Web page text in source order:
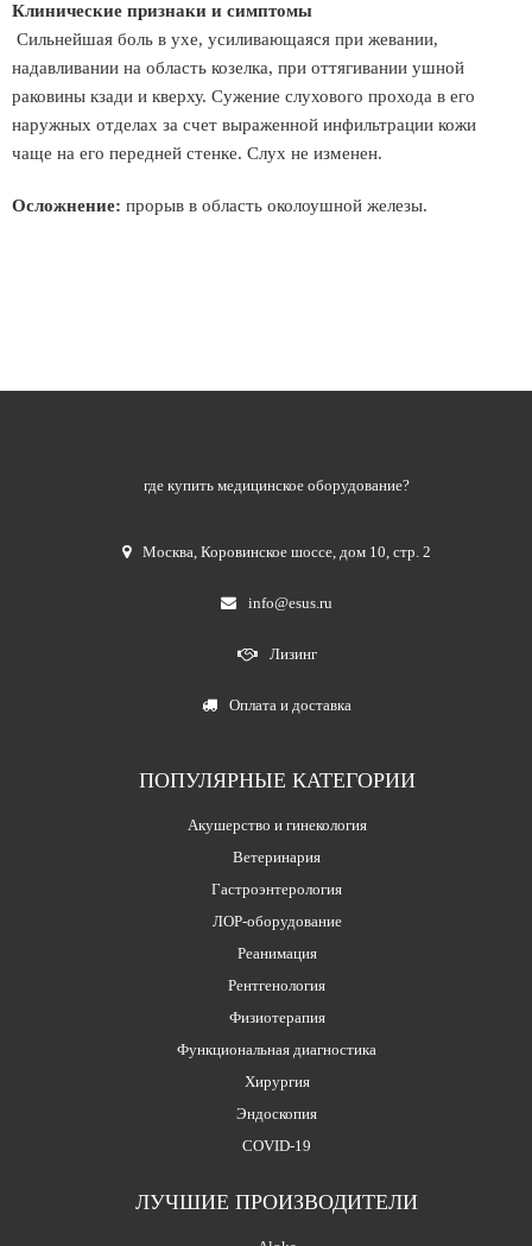
Клинические признаки и симптомы
Сильнейшая боль в ухе, усиливающаяся при жевании,
надавливании на область козелка, при оттягивании ушной
раковины кзади и кверху. Сужение слухового прохода в его
наружных отделах за счет выраженной инфильтрации кожи
чаще на его передней стенке. Слух не изменен.
Осложнение: прорыв в область околоушной железы.
где купить медицинское оборудование?
Москва,Коровинское шоссе, дом 10, стр. 2
info@esus.ru
Лизинг
Оплата и доставка
ПОПУЛЯРНЫЕ КАТЕГОРИИ
Акушерство и гинекология
Ветеринария
Гастроэнтерология
ЛОР-оборудование
Реанимация
Рентгенология
Физиотерапия
Функциональная диагностика
Хирургия
Эндоскопия
COVID-19
ЛУЧШИЕ ПРОИЗВОДИТЕЛИ